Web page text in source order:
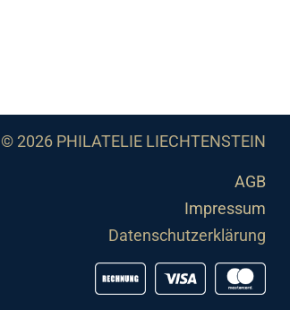
© 2026 PHILATELIE LIECHTENSTEIN
AGB
Impressum
Datenschutzerklärung